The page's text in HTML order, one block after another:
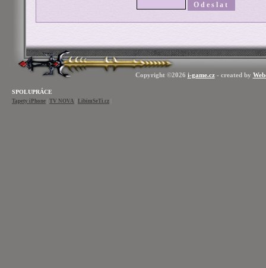
Copyright ©2026 i-game.cz- created by
SPOLUPRÁCE
Tapety iPhone TV NOVA LibimSeTi.cz